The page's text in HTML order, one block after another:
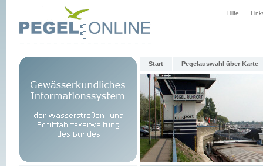
Hilfe
Start Pegelauswahl über Karte